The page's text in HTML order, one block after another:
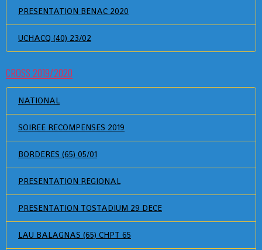
PRESENTATION BENAC 2020
UCHACQ (40) 23/02
CROSS 2019/2020
NATIONAL
SOIREE RECOMPENSES 2019
BORDERES (65) 05/01
PRESENTATION REGIONAL
PRESENTATION TOSTADIUM 29 DECE
LAU BALAGNAS (65) CHPT 65